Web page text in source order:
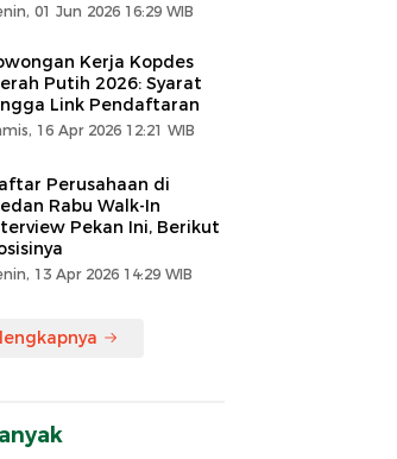
01 Jun 2026 16:29 WIB
Kerja Kopdes
Putih 2026: Syarat
Link Pendaftaran
16 Apr 2026 12:21 WIB
Perusahaan di
Rabu Walk-In
Pekan Ini, Berikut
13 Apr 2026 14:29 WIB